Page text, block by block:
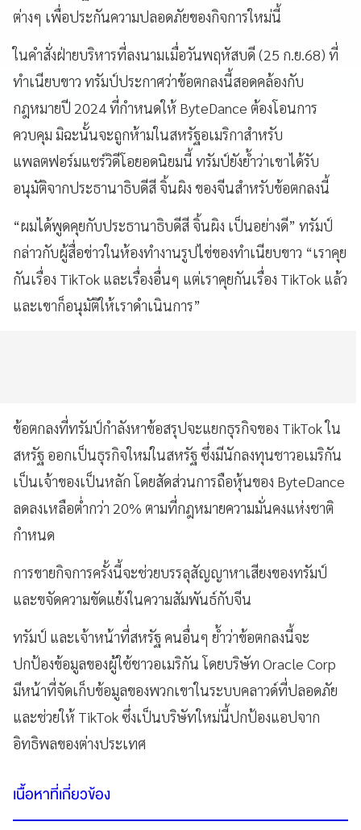
ต่างๆ เพื่อประกันความปลอดภัยของกิจการใหม่นี้
ในคำสั่งฝ่ายบริหารที่ลงนามเมื่อวันพฤหัสบดี (25 ก.ย.68) ที่
ทำเนียบขาว ทรัมป์ประกาศว่าข้อตกลงนี้สอดคล้องกับ
กฎหมายปี 2024 ที่กำหนดให้ ByteDance ต้องโอนการ
ควบคุม มิฉะนั้นจะถูกห้ามในสหรัฐอเมริกาสำหรับ
แพลตฟอร์มแชร์วิดีโอยอดนิยมนี้ ทรัมป์ยังย้ำว่าเขาได้รับ
อนุมัติจากประธานาธิบดีสี จิ้นผิง ของจีนสำหรับข้อตกลงนี้
“ผมได้พูดคุยกับประธานาธิบดีสี จิ้นผิง เป็นอย่างดี” ทรัมป์
กล่าวกับผู้สื่อข่าวในห้องทำงานรูปไข่ของทำเนียบขาว “เราคุย
กันเรื่อง TikTok และเรื่องอื่นๆ แต่เราคุยกันเรื่อง TikTok แล้ว
และเขาก็อนุมัติให้เราดำเนินการ”
ข้อตกลงที่ทรัมป์กำลังหาข้อสรุปจะแยกธุรกิจของ TikTok ใน
สหรัฐ ออกเป็นธุรกิจใหม่ในสหรัฐ ซึ่งมีนักลงทุนชาวอเมริกัน
เป็นเจ้าของเป็นหลัก โดยสัดส่วนการถือหุ้นของ ByteDance
ลดลงเหลือต่ำกว่า 20% ตามที่กฎหมายความมั่นคงแห่งชาติ
กำหนด
การขายกิจการครั้งนี้จะช่วยบรรลุสัญญาหาเสียงของทรัมป์
และขจัดความขัดแย้งในความสัมพันธ์กับจีน
ทรัมป์ และเจ้าหน้าที่สหรัฐ คนอื่นๆ ย้ำว่าข้อตกลงนี้จะ
ปกป้องข้อมูลของผู้ใช้ชาวอเมริกัน โดยบริษัท Oracle Corp
มีหน้าที่จัดเก็บข้อมูลของพวกเขาในระบบคลาวด์ที่ปลอดภัย
และช่วยให้ TikTok ซึ่งเป็นบริษัทใหม่นี้ปกป้องแอปจาก
อิทธิพลของต่างประเทศ
เนื้อหาที่เกี่ยวข้อง